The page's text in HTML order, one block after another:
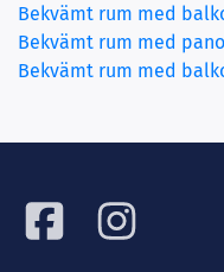
Bekvämt rum med
Bekvämt rum med
Bekvämt rum med